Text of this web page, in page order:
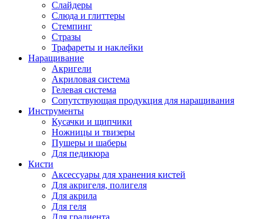
Слайдеры
Слюда и глиттеры
Стемпинг
Стразы
Трафареты и наклейки
Наращивание
Акригели
Акриловая система
Гелевая система
Сопутствующая продукция для наращивания
Инструменты
Кусачки и щипчики
Ножницы и твизеры
Пушеры и шаберы
Для педикюра
Кисти
Аксессуары для хранения кистей
Для акригеля, полигеля
Для акрила
Для геля
Для градиента